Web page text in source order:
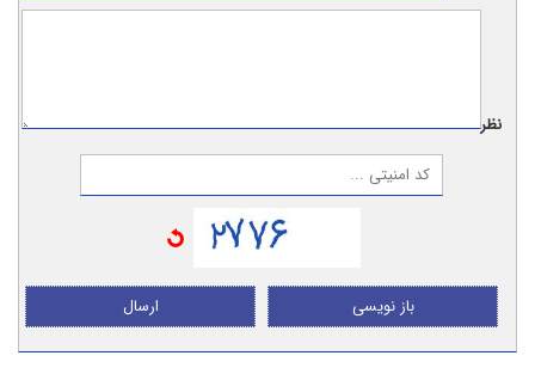
نظر:
ارسال باز نویسی